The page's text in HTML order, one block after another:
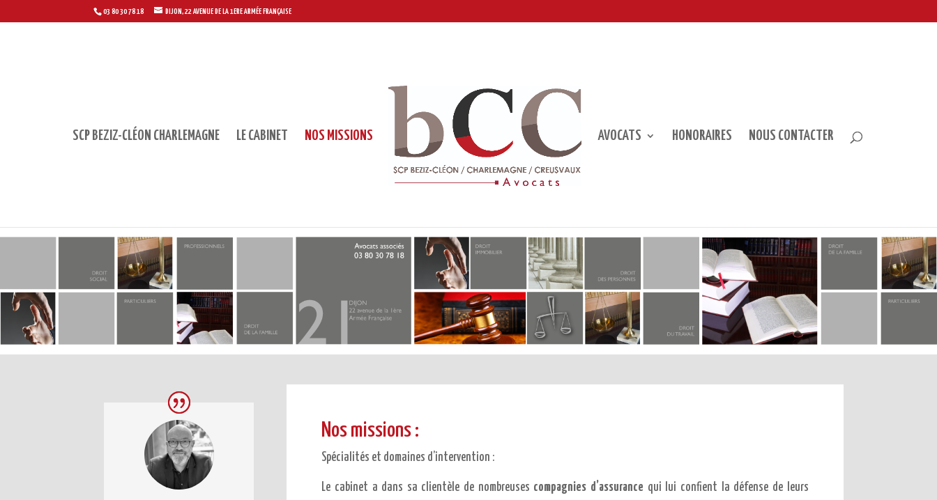
03 80 30 78 18 DIJON, 22 AVENUE DE LA 1ERE ARMÉE FRANÇAISE
SCP BEZIZ-CLÉON CHARLEMAGNE LE CABINET NOS MISSIONS AVOCATS HONORAIRES NOUS CONTACTER
Nos missions :
Spécialités et domaines d’intervention :
Le cabinet a dans sa clientèle de nombreuses compagnies d’assurance qui lui confient la défense de leurs